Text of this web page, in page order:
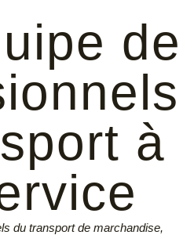
de
à
du transport de marchandise,